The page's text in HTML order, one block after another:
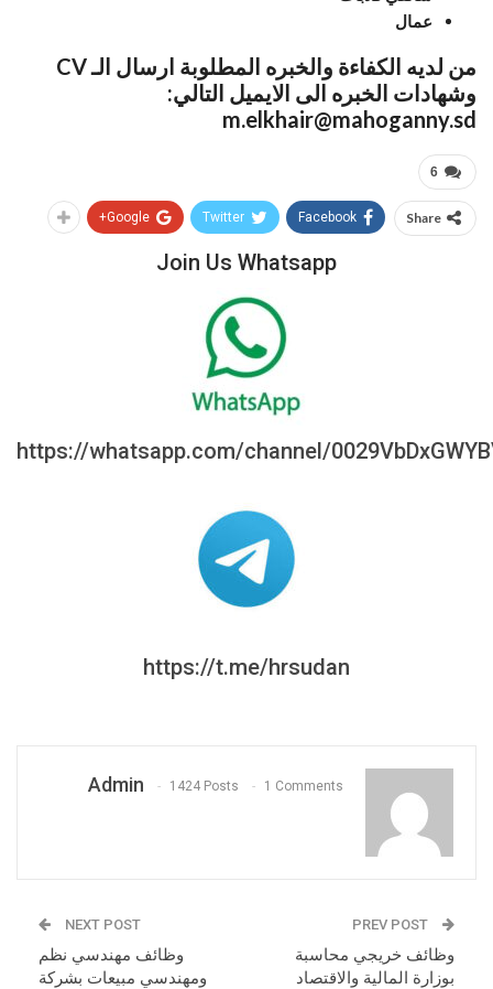
عمال
من لديه الكفاءة والخبره المطلوبة ارسال الـ CV
وشهادات الخبره الى الايميل التالي:
m.elkhair@mahoganny.sd
6
Share
Facebook
Twitter
Google+
Join Us Whatsapp
https://whatsapp.com/channel/
https://t.me/hrsudan
Admin 1424 Posts 1 Comments
وظائف خريجي محاسبة
بوزارة المالية والاقتصاد
NEXT POST
وظائف مهندسي نظم
ومهندسي مبيعات بشركة